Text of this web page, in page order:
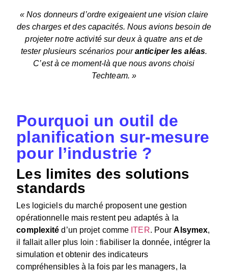
« Nos donneurs d’ordre exigeaient une vision claire
des charges et des capacités. Nous avions besoin de
projeter notre activité sur deux à quatre ans et de
tester plusieurs scénarios pouranticiper les aléas.
C’est à ce moment-là que nous avons choisi
Techteam. »
Pourquoi un outil de
planification sur-mesure
pour l’industrie ?
Les limites des solutions
standards
Les logiciels du marché proposent une gestion
opérationnelle mais restent peu adaptés à la
complexité d’un projet comme ITER. PourAlsymex,
il fallait aller plus loin : fiabiliser la donnée, intégrer la
simulation et obtenir des indicateurs
compréhensibles à la fois par les managers, la